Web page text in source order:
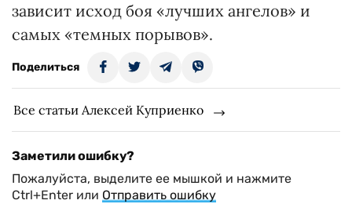
зависит исход боя «лучших ангелов» и
самых «темных порывов».
Поделиться
Все статьи Алексей Куприенко
Заметили ошибку?
Пожалуйста, выделите ее мышкой и нажмите
Ctrl+Enter или Отправить ошибку